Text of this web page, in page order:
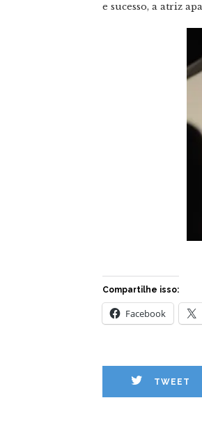
e sucesso, a atriz
Compartilhe isso:
Facebook
TWEET